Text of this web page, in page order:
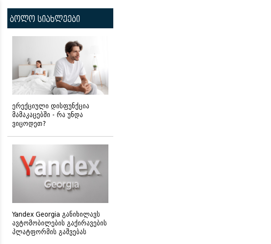
ბოლო სიახლეები
ერექციული დისფუნქცია
მამაკაცებში - რა უნდა
ვიცოდეთ?
Yandex Georgia განიხილავს
ავტომობილების გაქირავების
პლატფორმის გაშვებას